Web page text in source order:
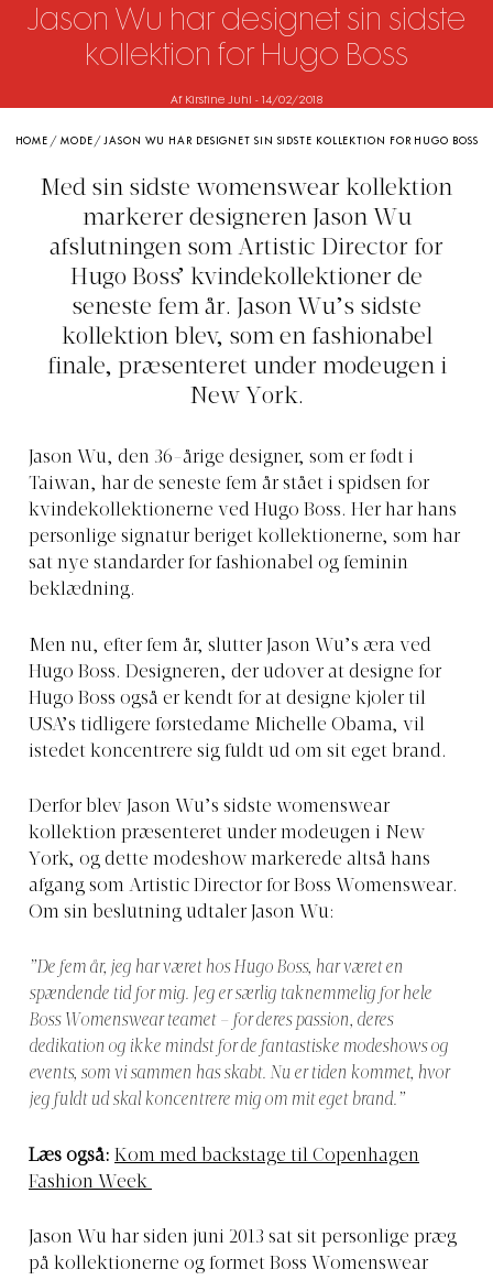
Jason Wu har designet sin sidste
kollektion for Hugo Boss
Af Kirstine Juhl - 14/02/2018
HOME / MODE /JASON WU HAR DESIGNET SIN SIDSTE KOLLEKTION FOR HUGO BOSS
Med sin sidste womenswear kollektion
markerer designeren Jason Wu
afslutningen som Artistic Director for
Hugo Boss’ kvindekollektioner de
seneste fem år. Jason Wu’s sidste
kollektion blev, som en fashionabel
finale, præsenteret under modeugen i
New York.
Jason Wu, den 36-årige designer, som er født i
Taiwan, har de seneste fem år stået i spidsen for
kvindekollektionerne ved Hugo Boss. Her har hans
personlige signatur beriget kollektionerne, som har
sat nye standarder for fashionabel og feminin
beklædning.
Men nu, efter fem år, slutter Jason Wu’s æra ved
Hugo Boss. Designeren, der udover at designe for
Hugo Boss også er kendt for at designe kjoler til
USA’s tidligere førstedame Michelle Obama, vil
istedet koncentrere sig fuldt ud om sit eget brand.
Derfor blev Jason Wu’s sidste womenswear
kollektion præsenteret under modeugen i New
York, og dette modeshow markerede altså hans
afgang som Artistic Director for Boss Womenswear.
Om sin beslutning udtaler Jason Wu:
”De fem år, jeg har været hos Hugo Boss, har været en
spændende tid for mig. Jeg er særlig taknemmelig for hele
Boss Womenswear teamet – for deres passion, deres
dedikation og ikke mindst for de fantastiske modeshows og
events, som vi sammen has skabt. Nu er tiden kommet, hvor
jeg fuldt ud skal koncentrere mig om mit eget brand.”
Læs også: Kom med backstage til Copenhagen
Fashion Week
Jason Wu har siden juni 2013 sat sit personlige præg
på kollektionerne og formet Boss Womenswear